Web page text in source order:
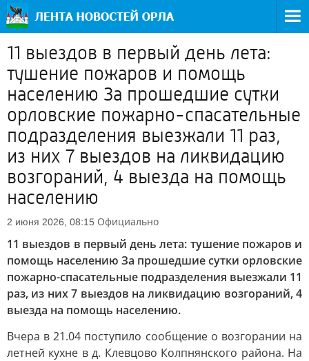
11 выездов в первый день лета:
тушение пожаров и помощь
населению За прошедшие сутки
орловские пожарно-спасательные
подразделения выезжали 11 раз,
из них 7 выездов на ликвидацию
возгораний, 4 выезда на помощь
населению
2 июня 2026, 08:15 Официально
11 выездов в первый день лета: тушение пожаров и
помощь населению За прошедшие сутки орловские
пожарно-спасательные подразделения выезжали 11
раз, из них 7 выездов на ликвидацию возгораний, 4
выезда на помощь населению.
Вчера в 21.04 поступило сообщение о возгорании на
летней кухне в д. Клевцово Колпнянского района. На